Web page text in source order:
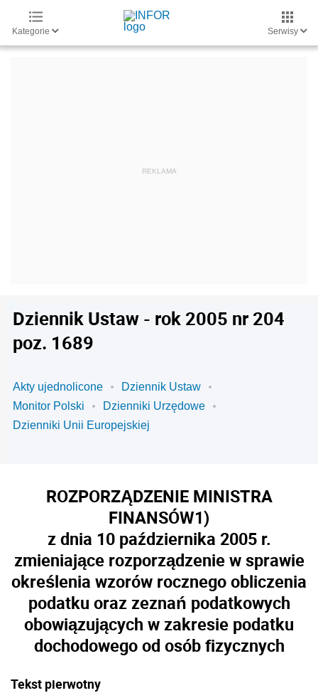
Kategorie Serwisy
Dziennik Ustaw - rok 2005 nr 204
poz. 1689
Akty ujednolicone
Dziennik Ustaw
Monitor Polski
Dzienniki Urzędowe
Dzienniki Unii Europejskiej
ROZPORZĄDZENIE MINISTRA
FINANSÓW1)
z dnia 10 października 2005 r.
zmieniające rozporządzenie w sprawie
określenia wzorów rocznego obliczenia
podatku oraz zeznań podatkowych
obowiązujących w zakresie podatku
dochodowego od osób fizycznych
Tekst pierwotny